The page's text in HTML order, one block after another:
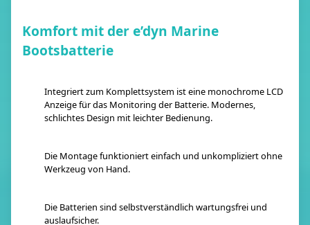
Komfort mit der e’dyn Marine
Bootsbatterie
Integriert zum Komplettsystem ist eine monochrome LCD
Anzeige für das Monitoring der Batterie. Modernes,
schlichtes Design mit leichter Bedienung.
Die Montage funktioniert einfach und unkompliziert ohne
Werkzeug von Hand.
Die Batterien sind selbstverständlich wartungsfrei und
auslaufsicher.